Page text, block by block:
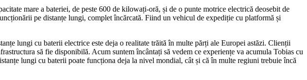
mare a bateriei, de peste 600 de kilowați-oră, și de o punte motrice electrică deosebit de
pe distanțe lungi, complet încărcată. Fiind un vehicul de expediție cu platformă și
lungi cu baterii electrice este deja o realitate trăită în multe părți ale Europei astăzi. Clienții
să fie disponibilă. Acum suntem încântați să vedem ce experiențe va acumula Tobias cu
lungi cu baterii poate funcționa deja la nivel mondial, cât și că în multe regiuni trebuie încă